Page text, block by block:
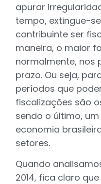
apurar
tempo, extingue-
contribuinte ser
maneira, o maior
normalmente, nos
prazo. Ou seja,
períodos que
fiscalizações são
sendo o último,
economia
setores.
Quando
2014, fica claro